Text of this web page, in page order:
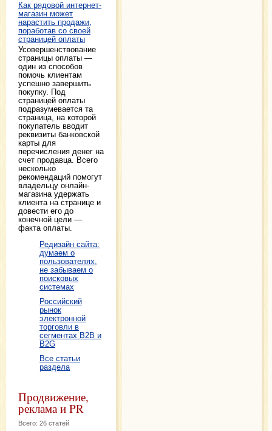
Как рядовой интернет-
магазин может
нарастить продажи,
поработав со своей
страницей оплаты
Усовершенствование
страницы оплаты —
один из способов
помочь клиентам
успешно завершить
покупку. Под
страницей оплаты
подразумевается та
страница, на которой
покупатель вводит
реквизиты банковской
карты для
перечисления денег на
счет продавца. Всего
несколько
рекомендаций помогут
владельцу онлайн-
магазина удержать
клиента на странице и
довести его до
конечной цели —
факта оплаты.
Редизайн сайта:
думаем о
пользователях,
не забываем о
поисковых
системах
Российский
рынок
электронной
торговли в
сегментах B2B и
B2G
Все статьи
раздела
Продвижение,
реклама и PR
Всего: 26 статей